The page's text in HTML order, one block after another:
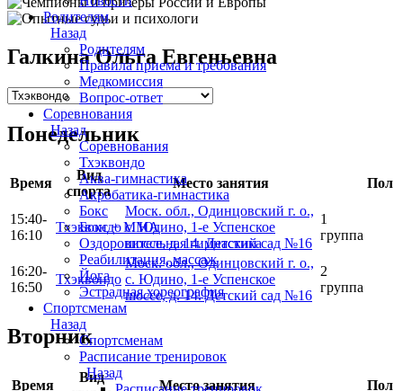
Родителям
Назад
Родителям
Правила приема и требования
Медкомиссия
Вопрос-ответ
Соревнования
Назад
Соревнования
Тхэквондо
Аква-гимнастика
Акробатика-гимнастика
Бокс
Бокс + MMA
Оздоровительная гимнастика
Реабилитация, массаж
Йога
Эстрадная хореография
Спортсменам
Назад
Спортсменам
Расписание тренировок
Назад
Галкина Ольга Евгеньевна
Понедельник
Время
Вид
спорта
Место занятия Пол
15:40-
16:10
Тхэквондо
Моск. обл., Одинцовский г. о.,
с. Юдино, 1-е Успенское
шоссе, д. 14. Детский сад №16
1
группа
16:20-
16:50
Тхэквондо
Моск. обл., Одинцовский г. о.,
с. Юдино, 1-е Успенское
шоссе, д. 14. Детский сад №16
2
группа
Вторник
Время
Вид
Место занятия
Пол